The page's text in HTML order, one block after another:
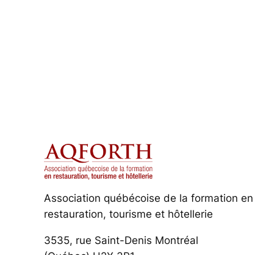
Association québécoise de la formation en
restauration, tourisme et hôtellerie
3535, rue Saint-Denis Montréal